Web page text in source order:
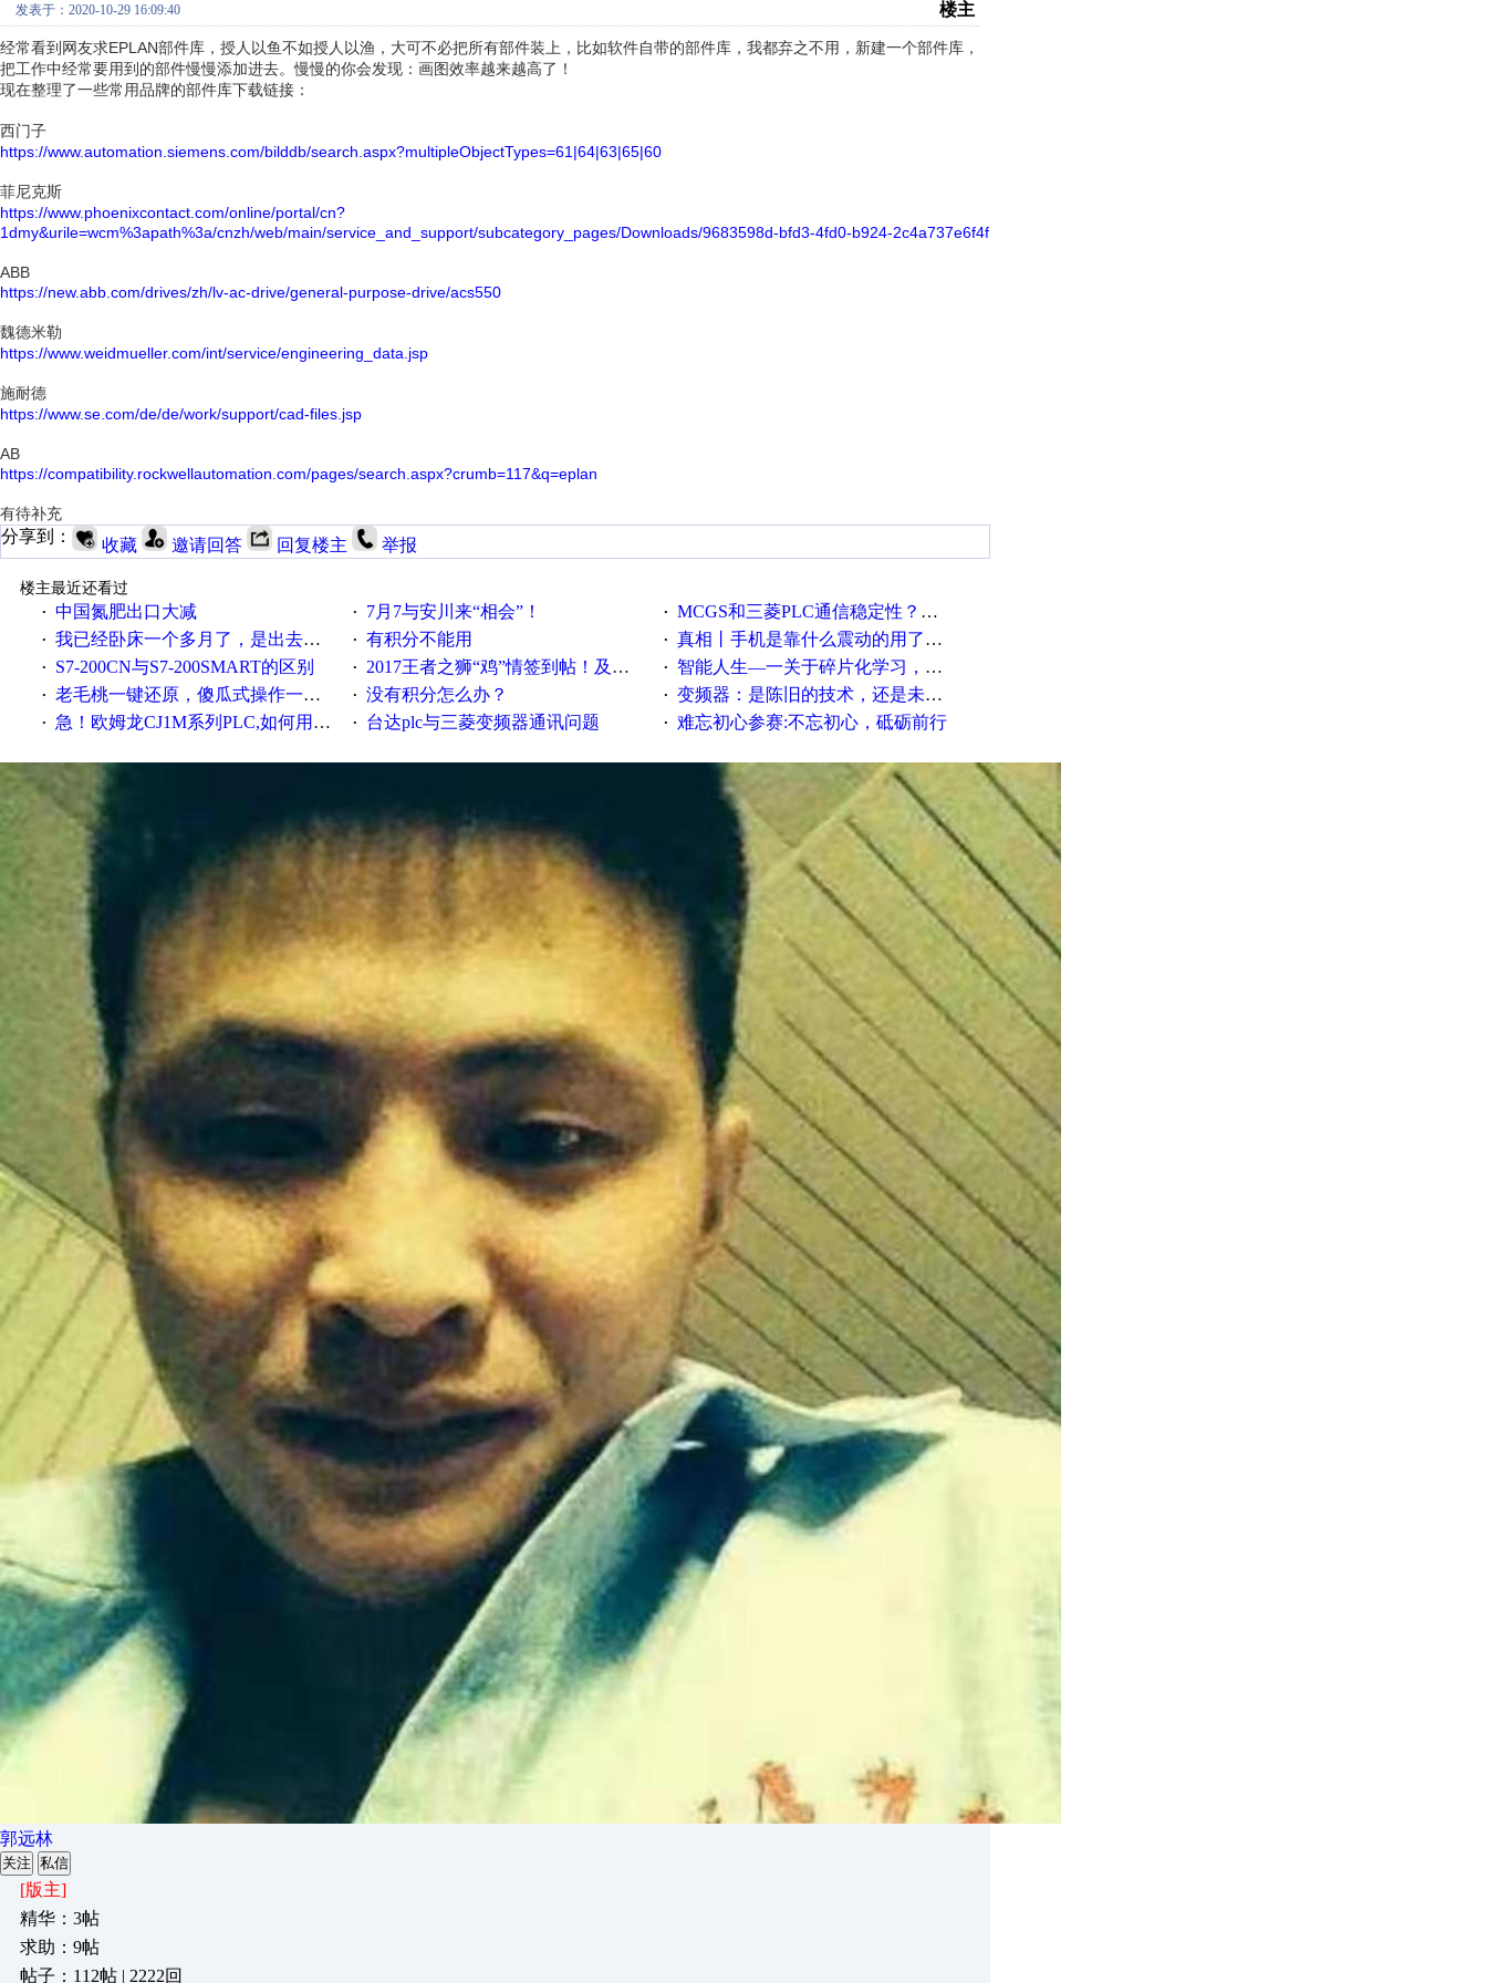
发表于：2020-10-29 16:09:40 楼主
经常看到网友求EPLAN部件库，授人以鱼不如授人以渔，大可不必把所有部件装上，比如软件自带的部件库，我都弃之不用，新建一个部件库，
把工作中经常要用到的部件慢慢添加进去。慢慢的你会发现：画图效率越来越高了！
现在整理了一些常用品牌的部件库下载链接：
西门子
https://www.automation.siemens.com/bilddb/search.aspx?multipleObjectTypes=61|64|63|65|60
菲尼克斯
https://www.phoenixcontact.com/online/portal/cn?
1dmy&urile=wcm%3apath%3a/cnzh/web/main/service_and_support/subcategory_pages/Downloads/9683598d-bfd3-4fd0-b924-2c4a737e6f4f
ABB
https://new.abb.com/drives/zh/lv-ac-drive/general-purpose-drive/acs550
魏德米勒
https://www.weidmueller.com/int/service/engineering_data.jsp
施耐德
https://www.se.com/de/de/work/support/cad-files.jsp
AB
https://compatibility.rockwellautomation.com/pages/search.aspx?crumb=117&q=eplan
有待补充
分享到： 收藏 邀请回答 回复楼主 举报
楼主最近还看过
· 中国氮肥出口大减 · 7月7与安川来“相会”！ · MCGS和三菱PLC通信稳定性？？？
· 我已经卧床一个多月了，是出去安装机械手在高速遭遇车祸所致:大家工作都要特别注意啊 · 有积分不能用 · 真相丨手机是靠什么震动的用了这么多年才知道！
· S7-200CN与S7-200SMART的区别 · 2017王者之狮“鸡”情签到帖！及时更新在线研讨会预告 · 智能人生—一关于碎片化学习，看这一篇就够了！
· 老毛桃一键还原，傻瓜式操作一键轻松备份还原；程序为向导式安装，一键即可实现自动备份或还原系统。 · 没有积分怎么办？ · 变频器：是陈旧的技术，还是未来的幕后英雄？
· 急！欧姆龙CJ1M系列PLC,如何用时间控制变频器。要求时间在组态王中可以自由输入！拜托各位大神了！ · 台达plc与三菱变频器通讯问题 · 难忘初心参赛:不忘初心，砥砺前行
郭远林
关注 私信
[版主]
精华：3帖
求助：9帖
帖子：112帖 | 2222回